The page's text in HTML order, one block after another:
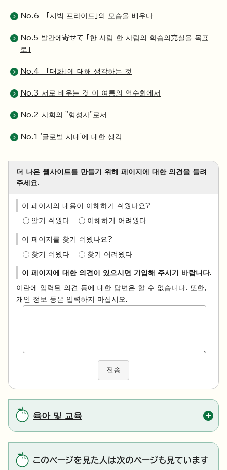
No.6 「시빅 프라이드」의 모습을 배우다
No.5 발간에寄せて 「한 사람 한 사람의 학습의充실을 목표
로」
No.4 「대화」에 대해 생각하는 것
No.3 서로 배우는 것 이 여름의 연수회에서
No.2 사회의 "형성자"로서
No.1 '글로벌 시대'에 대한 생각
더 나은 웹사이트를 만들기 위해 페이지에 대한 의견을 들려
주세요.
이 페이지의 내용이 이해하기 쉬웠나요?
알기 쉬웠다 이해하기 어려웠다
이 페이지를 찾기 쉬웠나요?
찾기 쉬웠다 찾기 어려웠다
이 페이지에 대한 의견이 있으시면 기입해 주시기 바랍니다.
이란에 입력된 의견 등에 대한 답변은 할 수 없습니다. 또한,
개인 정보 등은 입력하지 마십시오.
전송
육아 및 교육
このページを見た人は次のページも見ています